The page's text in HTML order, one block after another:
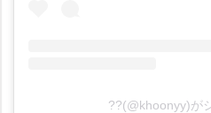
??(@khoonyy)が